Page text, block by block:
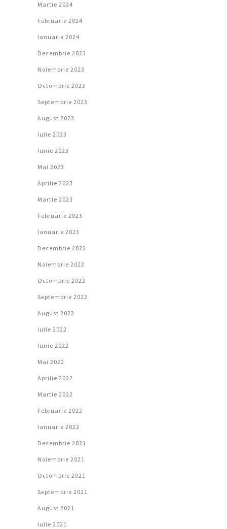
Martie 2024
Februarie 2024
Ianuarie 2024
Decembrie 2023
Noiembrie 2023
Octombrie 2023
Septembrie 2023
August 2023
Iulie 2023
Iunie 2023
Mai 2023
Aprilie 2023
Martie 2023
Februarie 2023
Ianuarie 2023
Decembrie 2022
Noiembrie 2022
Octombrie 2022
Septembrie 2022
August 2022
Iulie 2022
Iunie 2022
Mai 2022
Aprilie 2022
Martie 2022
Februarie 2022
Ianuarie 2022
Decembrie 2021
Noiembrie 2021
Octombrie 2021
Septembrie 2021
August 2021
Iulie 2021